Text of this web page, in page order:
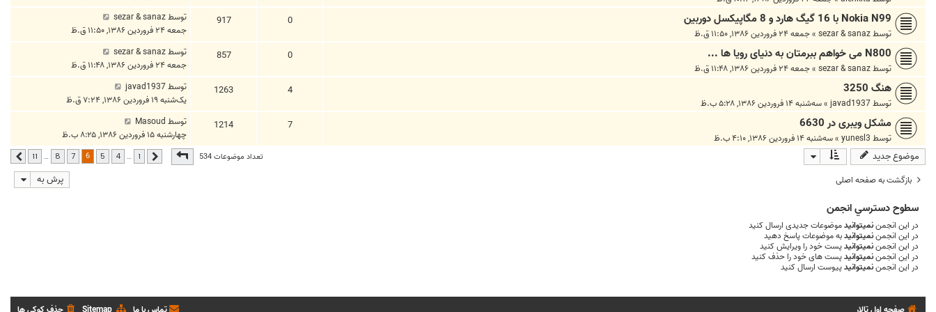
Nokia N99 با 16 گيگ هارد و 8 مگاپيكسل دوربين
توسطsezar & sanaz
»جمعه ۲۴ فروردین ۱۳۸۶, ۱۱:۵۰ ق.ظ
0
917 توسطsezar & sanaz
جمعه ۲۴ فروردین ۱۳۸۶, ۱۱:۵۰ ق.ظ
N800 می خواهم ببرمتان به دنیای رویا ها ...
توسطsezar & sanaz
»جمعه ۲۴ فروردین ۱۳۸۶, ۱۱:۴۸ ق.ظ
0
857 توسطsezar & sanaz
جمعه ۲۴ فروردین ۱۳۸۶, ۱۱:۴۸ ق.ظ
هنگ 3250
توسطjavad1937
»سه‌شنبه ۱۴ فروردین ۱۳۸۶, ۵:۲۸ ب.ظ
4
1263 توسطjavad1937
یک‌شنبه ۱۹ فروردین ۱۳۸۶, ۷:۲۴ ق.ظ
مشکل ویبری در 6630
توسط yunesl3
»سه‌شنبه ۱۴ فروردین ۱۳۸۶, ۴:۱۰ ب.ظ
7
1214 توسط Masoud
چهارشنبه ۱۵ فروردین ۱۳۸۶, ۸:۲۵ ب.ظ
موضوع جدید تعداد موضوعات 534صفحه از11 قبلی 1
…
4
5
6
7
8
…
11 بعدی
بازگشت به صفحه اصلی پرش به
سطوح دسترسي انجمن
در این انجمننمیتوانیدموضوعات جدیدی ارسال کنید
در این انجمننمیتوانیدبه موضوعات پاسخ دهید
در این انجمننمیتوانیدپست خود را ویرایش کنید
در این انجمننمیتوانیدپست های خود را حذف کنید
در این انجمننمیتوانیدپیوست ارسال کنید
صفحه اول تالار حذف کوکی ها Sitemap تماس با ما